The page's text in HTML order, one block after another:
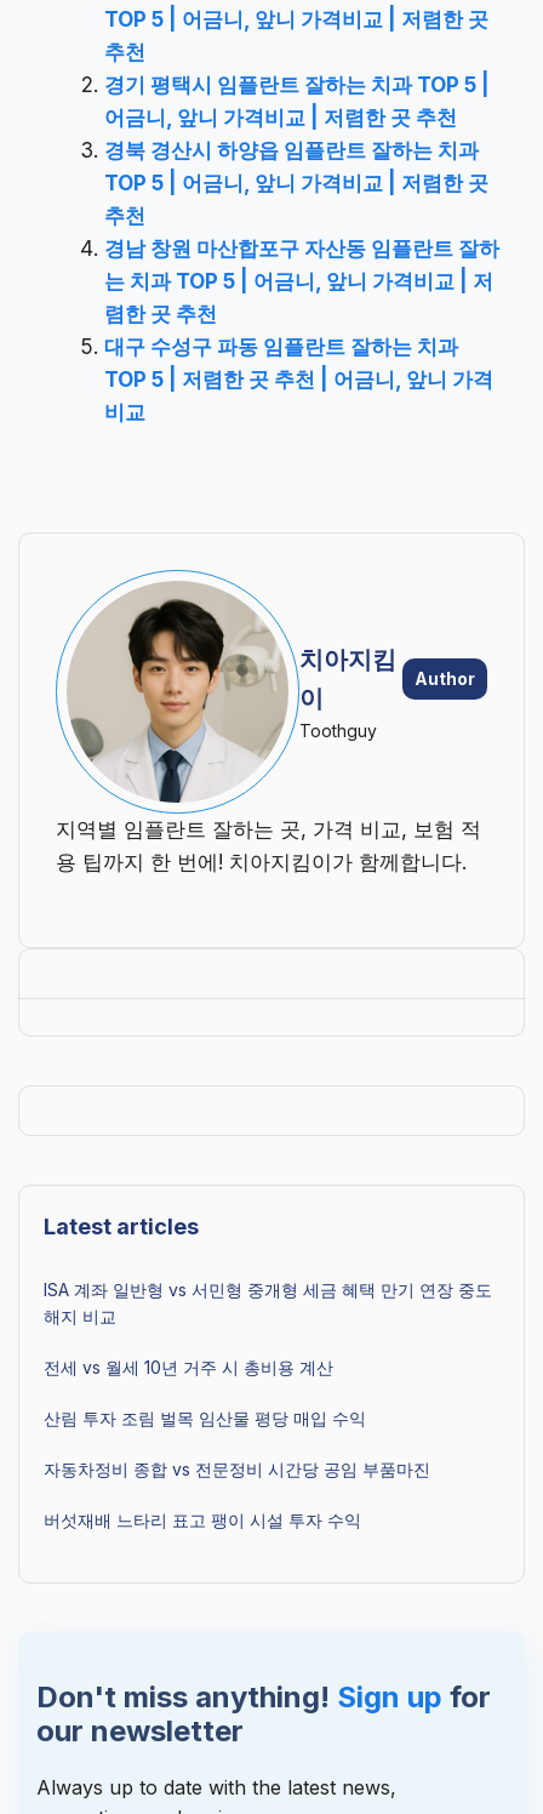
TOP 5 | 어금니, 앞니 가격비교 | 저렴한 곳
추천
경기 평택시 임플란트 잘하는 치과 TOP 5 |
어금니, 앞니 가격비교 | 저렴한 곳 추천
경북 경산시 하양읍 임플란트 잘하는 치과
TOP 5 | 어금니, 앞니 가격비교 | 저렴한 곳
추천
경남 창원 마산합포구 자산동 임플란트 잘하
는 치과 TOP 5 | 어금니, 앞니 가격비교 | 저
렴한 곳 추천
대구 수성구 파동 임플란트 잘하는 치과
TOP 5 | 저렴한 곳 추천 | 어금니, 앞니 가격
비교
치아지킴
이
Author
Toothguy
지역별 임플란트 잘하는 곳, 가격 비교, 보험 적
용 팁까지 한 번에! 치아지킴이가 함께합니다.
Latest articles
ISA 계좌 일반형 vs 서민형 중개형 세금 혜택 만기 연장 중도
해지 비교
전세 vs 월세 10년 거주 시 총비용 계산
산림 투자 조림 벌목 임산물 평당 매입 수익
자동차정비 종합 vs 전문정비 시간당 공임 부품마진
버섯재배 느타리 표고 팽이 시설 투자 수익
Don't miss anything! Sign up for
our newsletter
Always up to date with the latest news,